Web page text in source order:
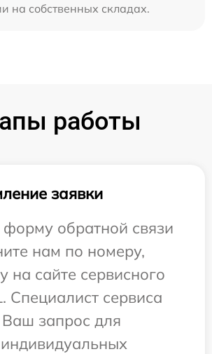
на собственных складах.
работы
заявки
обратной связи
нам по номеру,
на сайте сервисного
Специалист сервиса
Ваш запрос для